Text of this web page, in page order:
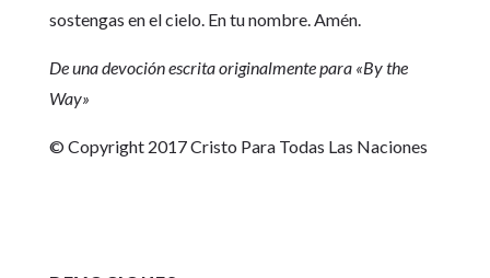
sostengas en el cielo. En tu nombre. Amén.
De una devoción escrita originalmente para «By the
Way»
© Copyright 2017 Cristo Para Todas Las Naciones